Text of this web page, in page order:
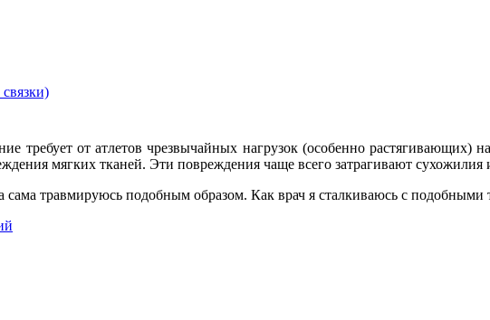
требует от атлетов чрезвычайных нагрузок (особенно
мягких тканей. Эти повреждения чаще всего затрагивают сухожилия
сама травмируюсь подобным образом. Как врач я сталкиваюсь с